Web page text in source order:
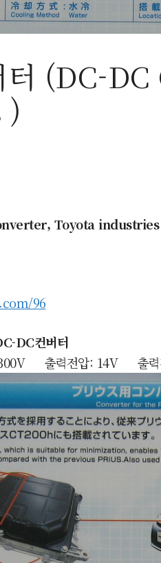
터 (DC-
Toyota
96
DC컨버터
출력전압: 14V 출력